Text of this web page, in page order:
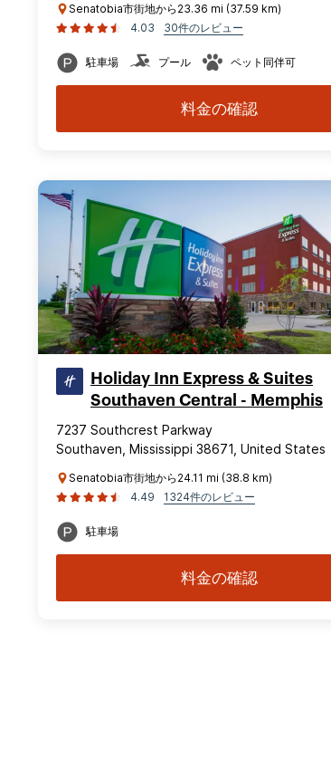
Senatobia市街地から23.36 mi (37.59 km)
4.03
30件のレビュー
駐車場 プール ペット同伴可
料金の確認
Holiday Inn Express & Suites
Southaven Central - Memphis
7237 Southcrest Parkway
Southaven, Mississippi 38671, United States
Senatobia市街地から24.11 mi (38.8 km)
4.49
1324件のレビュー
駐車場
料金の確認